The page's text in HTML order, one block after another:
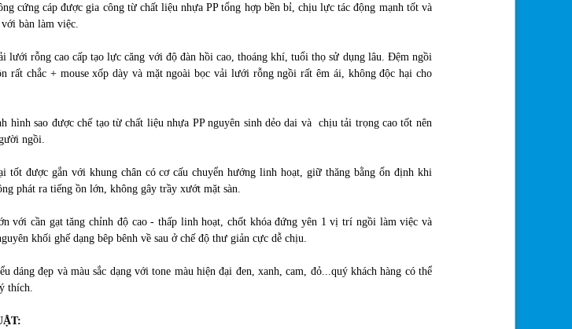
cứng cáp được gia công từ chất liệu nhựa PP tổng hợp bền bỉ, chịu lực tác động mạnh tốt và
bàn làm việc.
lưới rỗng cao cấp tạo lực căng với độ đàn hồi cao, thoáng khí, tuổi thọ sử dụng lâu. Đệm ngồi
rất chắc + mouse xốp dày và mặt ngoài bọc vải lưới rỗng ngồi rất êm ái, không độc hại cho
hình sao được chế tạo từ chất liệu nhựa PP nguyên sinh dẻo dai và chịu tải trọng cao tốt nên
ngồi.
tốt được gắn với khung chân có cơ cấu chuyển hướng linh hoạt, giữ thăng bằng ổn định khi
phát ra tiếng ồn lớn, không gây trầy xướt mặt sàn.
với cần gạt tăng chỉnh độ cao - thấp linh hoạt, chốt khóa đứng yên 1 vị trí ngồi làm việc và
khối ghế dạng bêp bênh về sau ở chế độ thư giản cực dễ chịu.
dáng đẹp và màu sắc dạng với tone màu hiện đại đen, xanh, cam, đỏ...quý khách hàng có thể
thích.